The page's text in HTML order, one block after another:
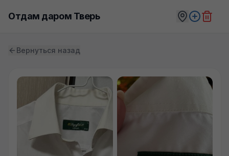
Отдам даром Тверь
Вернуться назад